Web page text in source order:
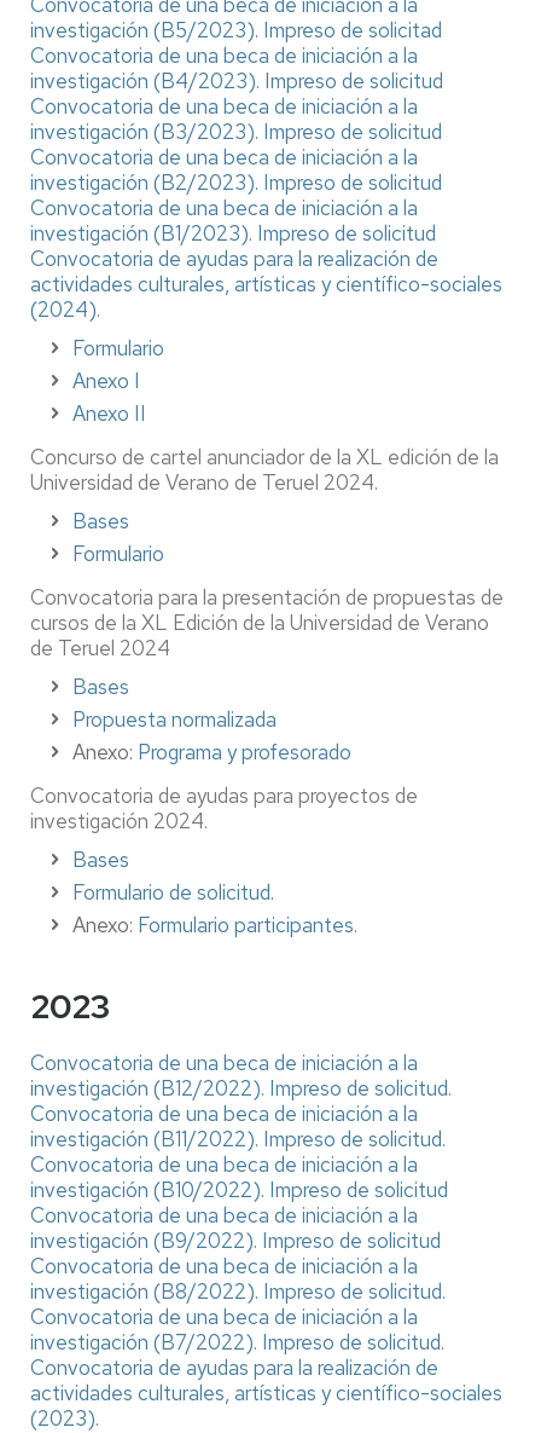
investigación (B5/2023). Impreso de solicitad
Convocatoria de una beca de iniciación a la
investigación (B4/2023). Impreso de solicitud
Convocatoria de una beca de iniciación a la
investigación (B3/2023). Impreso de solicitud
Convocatoria de una beca de iniciación a la
investigación (B2/2023). Impreso de solicitud
Convocatoria de una beca de iniciación a la
investigación (B1/2023). Impreso de solicitud
Convocatoria de ayudas para la realización de
actividades culturales, artísticas y científico-sociales
(2024).
Formulario
Anexo I
Anexo II
Concurso de cartel anunciador de la XL edición de la
Universidad de Verano de Teruel 2024.
Bases
Formulario
Convocatoria para la presentación de propuestas de
cursos de la XL Edición de la Universidad de Verano
de Teruel 2024
Bases
Propuesta normalizada
Anexo: Programa y profesorado
Convocatoria de ayudas para proyectos de
investigación 2024.
Bases
Formulario de solicitud.
Anexo: Formulario participantes.
2023
Convocatoria de una beca de iniciación a la
investigación (B12/2022). Impreso de solicitud.
Convocatoria de una beca de iniciación a la
investigación (B11/2022). Impreso de solicitud.
Convocatoria de una beca de iniciación a la
investigación (B10/2022). Impreso de solicitud
Convocatoria de una beca de iniciación a la
investigación (B9/2022). Impreso de solicitud
Convocatoria de una beca de iniciación a la
investigación (B8/2022). Impreso de solicitud.
Convocatoria de una beca de iniciación a la
investigación (B7/2022). Impreso de solicitud.
Convocatoria de ayudas para la realización de
actividades culturales, artísticas y científico-sociales
(2023).